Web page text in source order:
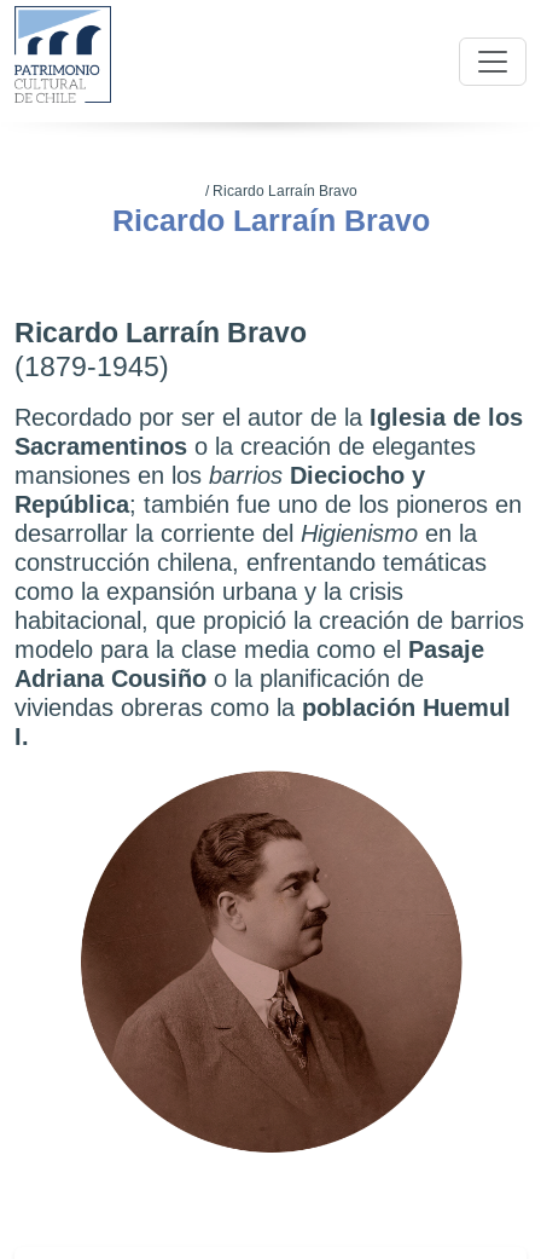
/ Ricardo Larraín Bravo
Ricardo Larraín Bravo
Ricardo Larraín Bravo
(1879-1945)
Recordado por ser el autor de la Iglesia de los
Sacramentinos o la creación de elegantes
mansiones en los barrios Dieciocho y
República; también fue uno de los pioneros en
desarrollar la corriente del Higienismo en la
construcción chilena, enfrentando temáticas
como la expansión urbana y la crisis
habitacional, que propició la creación de barrios
modelo para la clase media como el Pasaje
Adriana Cousiño o la planificación de
viviendas obreras como la población Huemul
I.